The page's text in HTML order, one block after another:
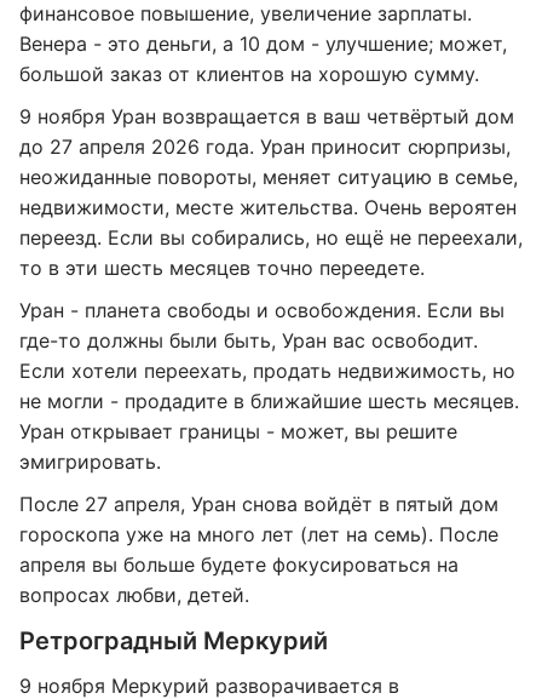
финансовое повышение, увеличение зарплаты.
Венера - это деньги, а 10 дом - улучшение; может,
большой заказ от клиентов на хорошую сумму.
9 ноября Уран возвращается в ваш четвёртый дом
до 27 апреля 2026 года. Уран приносит сюрпризы,
неожиданные повороты, меняет ситуацию в семье,
недвижимости, месте жительства. Очень вероятен
переезд. Если вы собирались, но ещё не переехали,
то в эти шесть месяцев точно переедете.
Уран - планета свободы и освобождения. Если вы
где-то должны были быть, Уран вас освободит.
Если хотели переехать, продать недвижимость, но
не могли - продадите в ближайшие шесть месяцев.
Уран открывает границы - может, вы решите
эмигрировать.
После 27 апреля, Уран снова войдёт в пятый дом
гороскопа уже на много лет (лет на семь). После
апреля вы больше будете фокусироваться на
вопросах любви, детей.
Ретроградный Меркурий
9 ноября Меркурий разворачивается в